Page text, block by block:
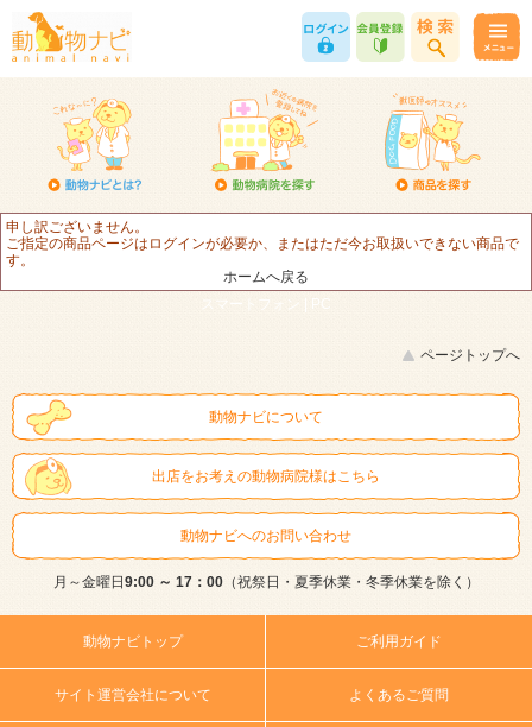
申し訳ございません。
ご指定の商品ページはログインが必要か、またはただ今お取扱いできない商品で
す。
ホームへ戻る
スマートフォン |
PC
ページトップへ
動物ナビについて
出店をお考えの動物病院様はこちら
動物ナビへのお問い合わせ
月～金曜日 9:00 ～ 17：00（祝祭日・夏季休業・冬季休業を除く）
動物ナビトップ ご利用ガイド
サイト運営会社について よくあるご質問